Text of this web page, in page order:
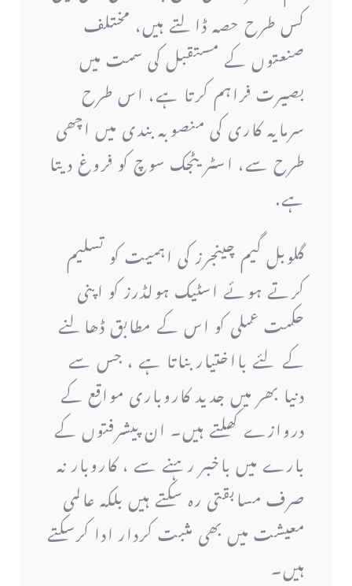
کس طرح حصہ ڈالتے ہیں، مختلف
صنعتوں کے مستقبل کی سمت میں
بصیرت فراہم کرتا ہے، اس طرح
سرمایہ کاری کی منصوبہ بندی میں اچھی
طرح سے، اسٹریٹجک سوچ کو فروغ دیتا
ہے.
گلوبل گیم چینجرز کی اہمیت کو تسلیم
کرتے ہوئے اسٹیک ہولڈرز کو اپنی
حکمت عملی کو اس کے مطابق ڈھالنے
کے لئے بااختیار بناتا ہے ، جس سے
دنیا بھر میں جدید کاروباری مواقع کے
دروازے کھلتے ہیں۔ ان پیشرفتوں کے
بارے میں باخبر رہنے سے ، کاروبار نہ
صرف مسابقتی رہ سکتے ہیں بلکہ عالمی
معیشت میں بھی مثبت کردار ادا کرسکتے
ہیں۔